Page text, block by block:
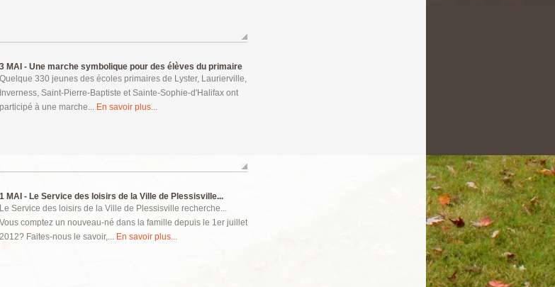
3 MAI - Une marche symbolique pour des élèves du primaire
Quelque 330 jeunes des écoles primaires de Lyster, Laurierville,
Inverness, Saint-Pierre-Baptiste et Sainte-Sophie-d'Halifax ont
participé à une marche... En savoir plus...
1 MAI - Le Service des loisirs de la Ville de Plessisville...
Le Service des loisirs de la Ville de Plessisville recherche...
Vous comptez un nouveau-né dans la famille depuis le 1er juillet
2012? Faites-nous le savoir,... En savoir plus...